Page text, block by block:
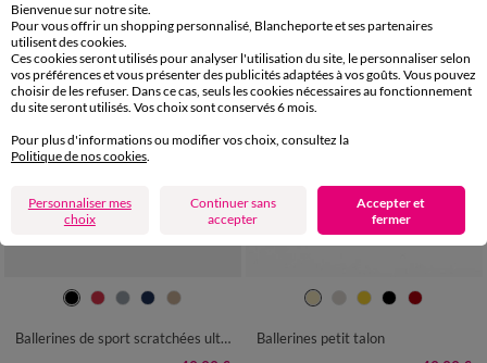
36 37 38 39 40
Ballerines de sport scratchées ultra-souples
36 37 38 39 40
Ballerines petit talon
Bienvenue sur notre site.
Pour vous offrir un shopping personnalisé, Blancheporte et ses partenaires
utilisent des cookies.
Ces cookies seront utilisés pour analyser l'utilisation du site, le personnaliser selon
vos préférences et vous présenter des publicités adaptées à vos goûts. Vous pouvez
choisir de les refuser. Dans ce cas, seuls les cookies nécessaires au fonctionnement
du site seront utilisés. Vos choix sont conservés 6 mois.
Pour plus d'informations ou modifier vos choix, consultez la
Politique de nos cookies.
Personnaliser mes
choix
Continuer sans
accepter
Accepter et
fermer